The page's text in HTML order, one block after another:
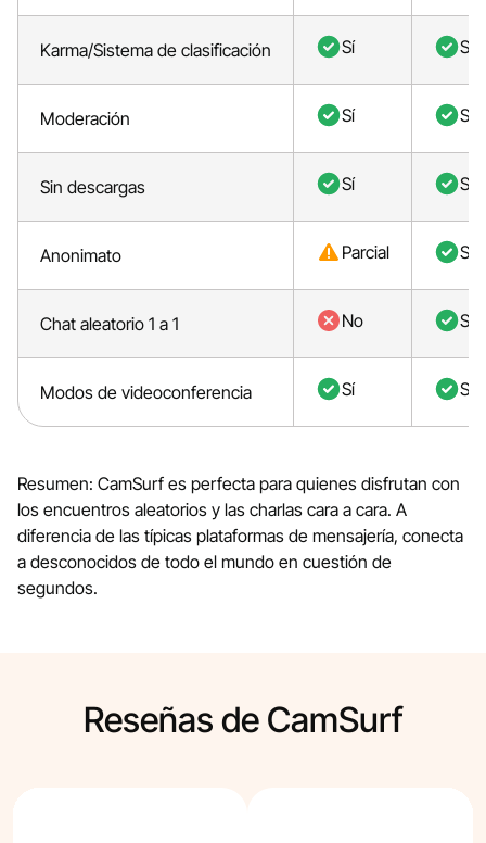
Karma/Sistema de clasificación Sí Sí
Moderación Sí Sí
Sin descargas Sí Sí
Anonimato Parcial Sí
Chat aleatorio 1 a 1 No Sí
Modos de videoconferencia Sí Sí
Resumen: CamSurf es perfecta para quienes disfrutan con
los encuentros aleatorios y las charlas cara a cara. A
diferencia de las típicas plataformas de mensajería, conecta
a desconocidos de todo el mundo en cuestión de
segundos.
Reseñas de CamSurf